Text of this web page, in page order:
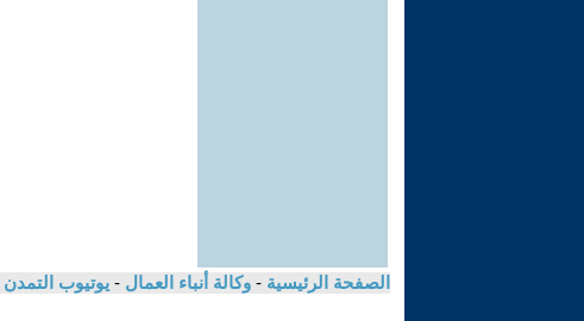
الصفحة الرئيسية - وكالة أنباء العمال - يوتيوب التمدن